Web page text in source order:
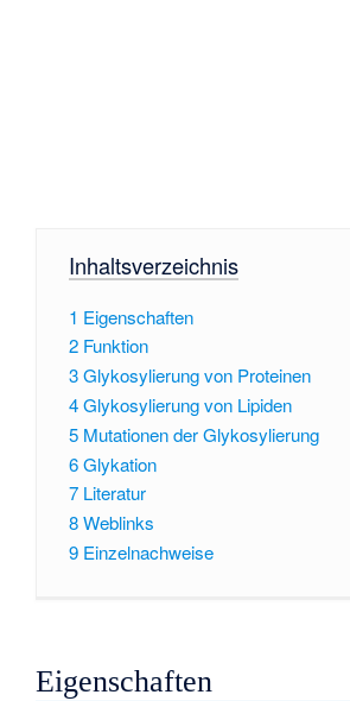
Inhaltsverzeichnis
1 Eigenschaften
2 Funktion
3Glykosylierung von Proteinen
4Glykosylierung von Lipiden
5 Mutationen der Glykosylierung
6Glykation
7 Literatur
8Weblinks
9 Einzelnachweise
Eigenschaften